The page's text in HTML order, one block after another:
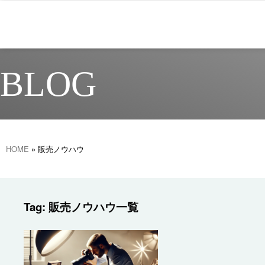
BLOG
HOME » 販売ノウハウ
Tag: 販売ノウハウ一覧